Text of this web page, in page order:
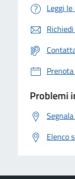
Leggi
Problemi
Elenco